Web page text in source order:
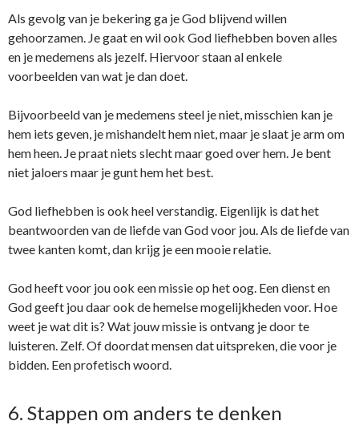
Als gevolg van je bekering ga je God blijvend willen
gehoorzamen. Je gaat en wil ook God liefhebben boven alles
en je medemens als jezelf. Hiervoor staan al enkele
voorbeelden van wat je dan doet.
Bijvoorbeeld van je medemens steel je niet, misschien kan je
hem iets geven, je mishandelt hem niet, maar je slaat je arm om
hem heen. Je praat niets slecht maar goed over hem. Je bent
niet jaloers maar je gunt hem het best.
God liefhebben is ook heel verstandig. Eigenlijk is dat het
beantwoorden van de liefde van God voor jou. Als de liefde van
twee kanten komt, dan krijg je een mooie relatie.
God heeft voor jou ook een missie op het oog. Een dienst en
God geeft jou daar ook de hemelse mogelijkheden voor. Hoe
weet je wat dit is? Wat jouw missie is ontvang je door te
luisteren. Zelf. Of doordat mensen dat uitspreken, die voor je
bidden. Een profetisch woord.
6. Stappen om anders te denken